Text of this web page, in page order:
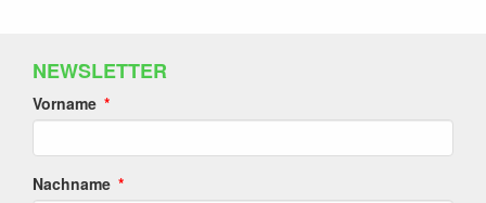
NEWSLETTER
Vorname
Nachname